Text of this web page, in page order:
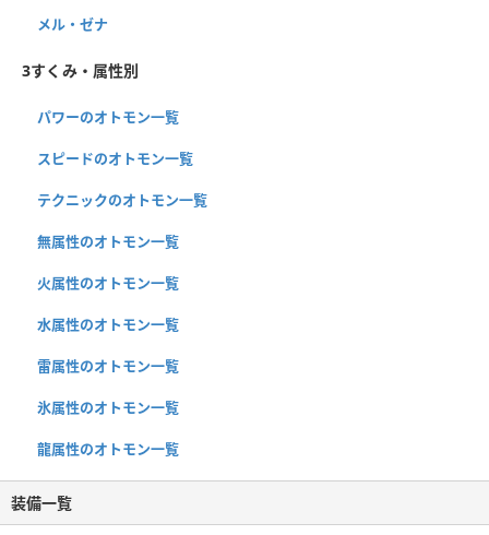
メル・ゼナ
3すくみ・属性別
パワーのオトモン一覧
スピードのオトモン一覧
テクニックのオトモン一覧
無属性のオトモン一覧
火属性のオトモン一覧
水属性のオトモン一覧
雷属性のオトモン一覧
氷属性のオトモン一覧
龍属性のオトモン一覧
装備一覧